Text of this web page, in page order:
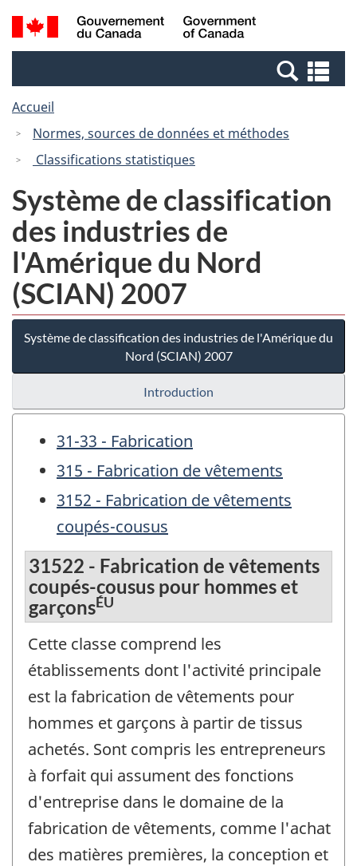
Passer
au
Passer
à
Canada
Recherche
et
et
Accueil
Normes, sources de données et méthodes
Classifications statistiques
Système de classification
des industries de
l'Amérique du Nord
(SCIAN) 2007
Système de classification des industries de l'Amérique du
Nord (SCIAN) 2007
Introduction
31-33 - Fabrication
315 - Fabrication de vêtements
3152 - Fabrication de vêtements
coupés-cousus
31522 - Fabrication de vêtements
coupés-cousus pour hommes et
garçonsÉU
Cette classe comprend les
établissements dont l'activité principale
est la fabrication de vêtements pour
hommes et garçons à partir de tissus
achetés. Sont compris les entrepreneurs
à forfait qui assument des fonctions
d'entreprise dans le domaine de la
fabrication de vêtements, comme l'achat
des matières premières, la conception et